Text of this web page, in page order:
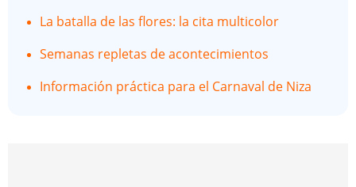
La batalla de las flores: la cita multicolor
Semanas repletas de acontecimientos
Información práctica para el Carnaval de Niza